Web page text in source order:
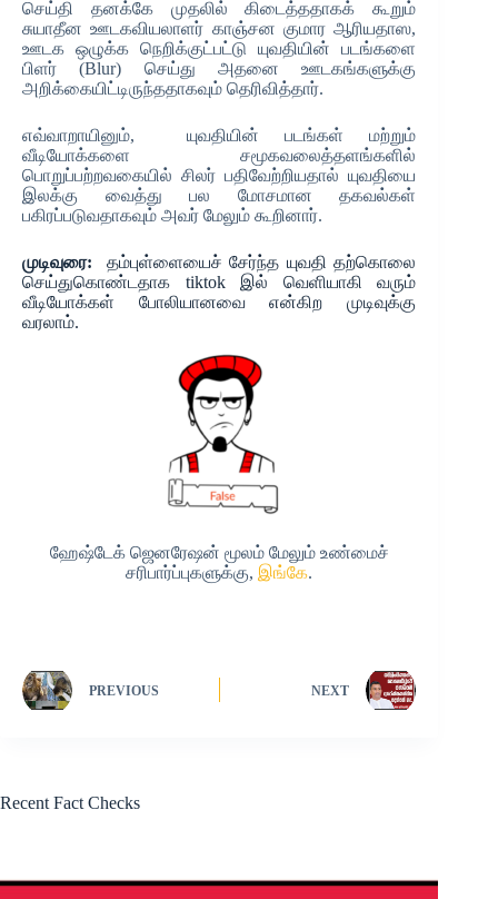
செய்தி தனக்கே முதலில் கிடைத்ததாகக் கூறும்
சுயாதீன ஊடகவியலாளர் காஞ்சன குமார ஆரியதாஸ,
ஊடக ஒழுக்க நெறிக்குட்பட்டு யுவதியின் படங்களை
பிளர் (Blur) செய்து அதனை ஊடகங்களுக்கு
அறிக்கையிட்டிருந்ததாகவும் தெரிவித்தார்.
எவ்வாறாயினும், யுவதியின் படங்கள் மற்றும்
வீடியோக்களை சமூகவலைத்தளங்களில்
பொறுப்பற்றவகையில் சிலர் பதிவேற்றியதால் யுவதியை
இலக்கு வைத்து பல மோசமான தகவல்கள்
பகிரப்படுவதாகவும் அவர் மேலும் கூறினார்.
முடிவுரை: தம்புள்ளையைச் சேர்ந்த யுவதி தற்கொலை
செய்துகொண்டதாக tiktok இல் வெளியாகி வரும்
வீடியோக்கள் போலியானவை என்கிற முடிவுக்கு
வரலாம்.
ஹேஷ்டேக் ஜெனரேஷன் மூலம் மேலும் உண்மைச்
சரிபார்ப்புகளுக்கு, இங்கே.
PREVIOUS NEXT
Recent Fact Checks